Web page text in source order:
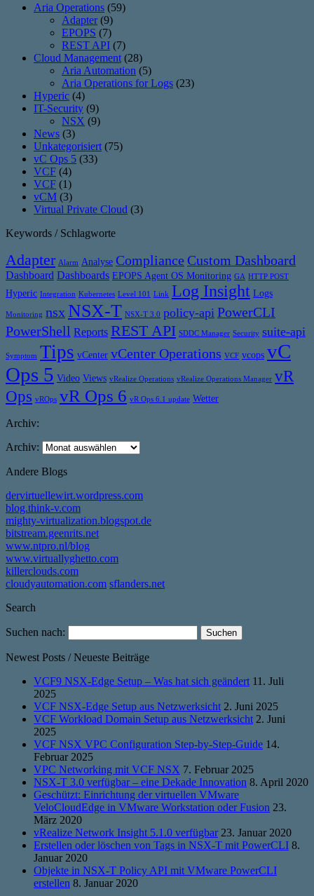
Aria Operations (59)
Adapter (9)
EPOPS (7)
REST API (7)
Cloud Management (28)
Aria Automation (5)
Aria Operations for Logs (23)
Hyperic (4)
IT-Security (9)
NSX (9)
News (3)
Unkategorisiert (75)
vC Ops 5 (33)
VCF (4)
VCF (1)
vCM (3)
Virtual Private Cloud (3)
Keywords / Schlagworte
Adapter Alarm Analyse Compliance Custom Dashboard
Dashboard Dashboards EPOPS Agent OS Monitoring GA HTTP POST
Hyperic Integration Kubernetes Level 101 Link Log Insight Logs
Monitoring nsx NSX-T NSX-T 3.0 policy-api PowerCLI
PowerShell Reports REST API SDDC Manager Security suite-api
Symptom Tips vCenter vCenter Operations VCF vcops vC
Ops 5 Video Views vRealize Operations vRealize Operations Manager vR
Ops vROps vR Ops 6 vR Ops 6.1 update Wetter
Archiv:
Archiv:
Andere Blogs
dervirtuellewirt.wordpress.com
blog.think-v.com
mighty-virtualization.blogspot.de
bitstream.geenrits.net
www.ntpro.nl/blog
www.virtuallyghetto.com
killerclouds.com
cloudyautomation.com sflanders.net
Search
Suchen nach:
Newest Posts / Neueste Beiträge
VCF9 NSX-Edge Setup – Was hat sich geändert 11. Juli
2025
VCF NSX-Edge Setup aus Netzwerksicht 2. Juni 2025
VCF Workload Domain Setup aus Netzwerksicht 2. Juni
2025
VCF NSX VPC Configuration Step-by-Step-Guide 14.
Februar 2025
VPC Networking mit VCF NSX 7. Februar 2025
NSX-T 3.0 verfügbar – eine Dekade Innovation 8. April 2020
Geschützt: Einrichtung der virtuellen VMware
VeloCloudEdge in VMware Workstation oder Fusion 23.
März 2020
vRealize Network Insight 5.1.0 verfügbar 23. Januar 2020
Erstellen oder löschen von Tags in NSX-T mit PowerCLI 8.
Januar 2020
Objekte in NSX-T Policy API mit VMware PowerCLI
erstellen 8. Januar 2020